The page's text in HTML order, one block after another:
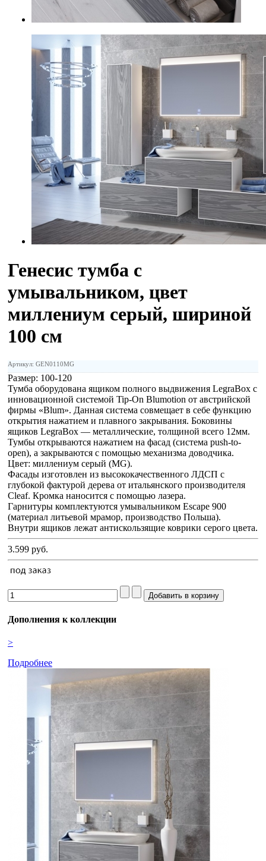
Генесис тумба с
умывальником, цвет
миллениум серый, шириной
100 см
Артикул: GEN0110MG
Размер: 100-120
Тумба оборудована ящиком полного выдвижения LegraBox с
инновационной системой Tip-On Blumotion от австрийской
фирмы «Blum». Данная система совмещает в себе функцию
открытия нажатием и плавного закрывания. Боковины
ящиков LegraBox — металлические, толщиной всего 12мм.
Тумбы открываются нажатием на фасад (система push-to-
open), а закрываются с помощью механизма доводчика.
Цвет: миллениум серый (MG).
Фасады изготовлен из высококачественного ЛДСП с
глубокой фактурой дерева от итальянского производителя
Cleaf. Кромка наносится с помощью лазера.
Гарнитуры комплектуются умывальником Escape 900
(материал литьевой мрамор, производство Польша).
Внутри ящиков лежат антискользящие коврики серого цвета.
3.599 руб.
Дополнения к коллекции
>
Подробнее